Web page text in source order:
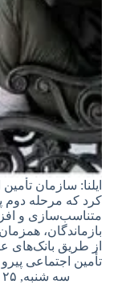
ایلنا: سازمان
کرد که مرحله
متناسب‌سازی و
بازماندگان،
از طریق بانک‌های
تأمین اجتماعی پیرو
سه شنبه, ۲۵ شهریور ۱۴۰۴ – ۱۳:۲۱